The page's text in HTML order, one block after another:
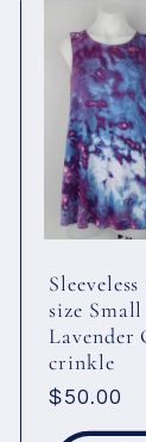
size
Lavender
crinkle
Prix
habituel
$50.00